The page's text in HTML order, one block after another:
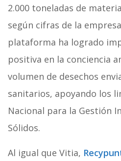
2.000 toneladas de
según cifras de la
plataforma ha logrado
positiva en la conciencia
volumen de desechos
sanitarios, apoyando los
Nacional para la Gestión
Sólidos.
Al igual que Vitia,